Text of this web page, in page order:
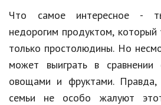
Что самое интересное -
недорогим продуктом,
только простолюдины. Но
может выиграть в сравнении
овощами и фруктами. Правда,
семьи не особо жалуют